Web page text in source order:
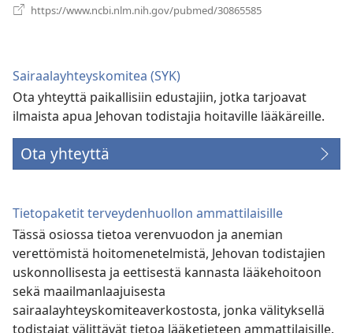
https://www.ncbi.nlm.nih.gov/pubmed/30865585
Sairaalayhteyskomitea (SYK)
Ota yhteyttä paikallisiin edustajiin, jotka tarjoavat
ilmaista apua Jehovan todistajia hoitaville lääkäreille.
Ota yhteyttä
Tietopaketit terveydenhuollon ammattilaisille
Tässä osiossa tietoa verenvuodon ja anemian
verettömistä hoitomenetelmistä, Jehovan todistajien
uskonnollisesta ja eettisestä kannasta lääkehoitoon
sekä maailmanlaajuisesta
sairaalayhteyskomiteaverkostosta, jonka välityksellä
todistajat välittävät tietoa lääketieteen ammattilaisille.